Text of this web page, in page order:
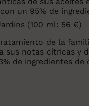
un 95% de
(100 ml: 56 €)
de la
sus notas cítricas y
de ingredientes de